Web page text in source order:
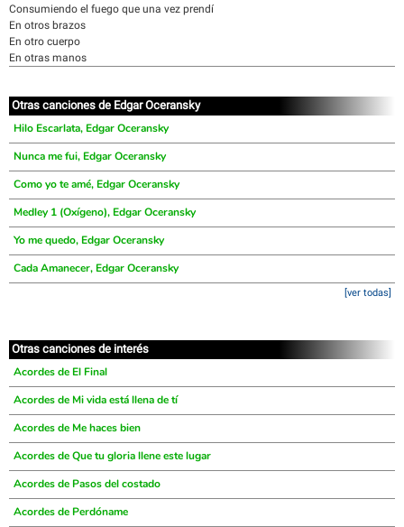
Consumiendo el fuego que una vez prendí
En otros brazos
En otro cuerpo
En otras manos
Otras canciones de Edgar Oceransky
Hilo Escarlata, Edgar Oceransky
Nunca me fui, Edgar Oceransky
Como yo te amé, Edgar Oceransky
Medley 1 (Oxígeno), Edgar Oceransky
Yo me quedo, Edgar Oceransky
Cada Amanecer, Edgar Oceransky
[ver todas]
Otras canciones de interés
Acordes de El Final
Acordes de Mi vida está llena de tí
Acordes de Me haces bien
Acordes de Que tu gloria llene este lugar
Acordes de Pasos del costado
Acordes de Perdóname